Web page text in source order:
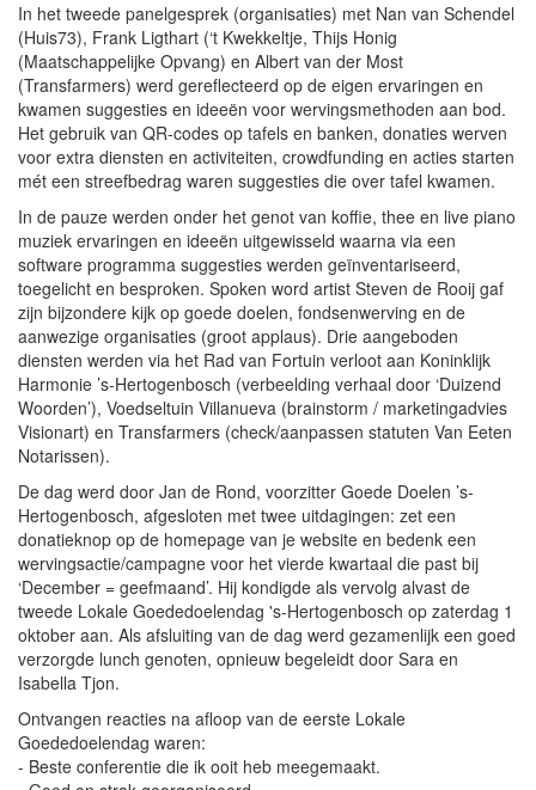
In het tweede panelgesprek (organisaties) met Nan van Schendel
(Huis73), Frank Ligthart (‘t Kwekkeltje, Thijs Honig
(Maatschappelijke Opvang) en Albert van der Most
(Transfarmers) werd gereflecteerd op de eigen ervaringen en
kwamen suggesties en ideeën voor wervingsmethoden aan bod.
Het gebruik van QR-codes op tafels en banken, donaties werven
voor extra diensten en activiteiten, crowdfunding en acties starten
mét een streefbedrag waren suggesties die over tafel kwamen.
In de pauze werden onder het genot van koffie, thee en live piano
muziek ervaringen en ideeën uitgewisseld waarna via een
software programma suggesties werden geïnventariseerd,
toegelicht en besproken. Spoken word artist Steven de Rooij gaf
zijn bijzondere kijk op goede doelen, fondsenwerving en de
aanwezige organisaties (groot applaus). Drie aangeboden
diensten werden via het Rad van Fortuin verloot aan Koninklijk
Harmonie ’s-Hertogenbosch (verbeelding verhaal door ‘Duizend
Woorden’), Voedseltuin Villanueva (brainstorm / marketingadvies
Visionart) en Transfarmers (check/aanpassen statuten Van Eeten
Notarissen).
De dag werd door Jan de Rond, voorzitter Goede Doelen ’s-
Hertogenbosch, afgesloten met twee uitdagingen: zet een
donatieknop op de homepage van je website en bedenk een
wervingsactie/campagne voor het vierde kwartaal die past bij
‘December = geefmaand’. Hij kondigde als vervolg alvast de
tweede Lokale Goededoelendag 's-Hertogenbosch op zaterdag 1
oktober aan. Als afsluiting van de dag werd gezamenlijk een goed
verzorgde lunch genoten, opnieuw begeleidt door Sara en
Isabella Tjon.
Ontvangen reacties na afloop van de eerste Lokale
Goededoelendag waren:
- Beste conferentie die ik ooit heb meegemaakt.